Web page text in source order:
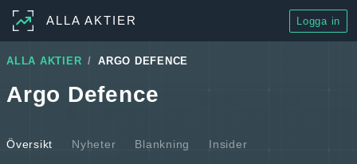
ALLA AKTIER Logga in
ALLA AKTIER ARGO DEFENCE
Argo Defence
Översikt Nyheter Blankning Insider